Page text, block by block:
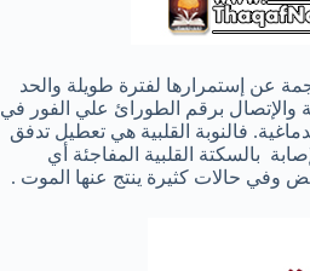
عن إستمرارها لفترة طويلة والحد
والإتصال برقم الطورائ علي الفور في
فالنوبة القلبية هي تعطيل تدفق
بالسكتة القلبية المفاجئة أي
وفي حالات كثيرة ينتج عنها الموت .